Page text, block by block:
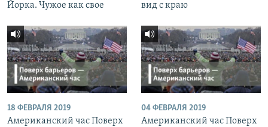
Йорка. Чужое как свое
вид с краю
18 ФЕВРАЛЯ 2019
Американский час Поверх
04 ФЕВРАЛЯ 2019
Американский час Поверх